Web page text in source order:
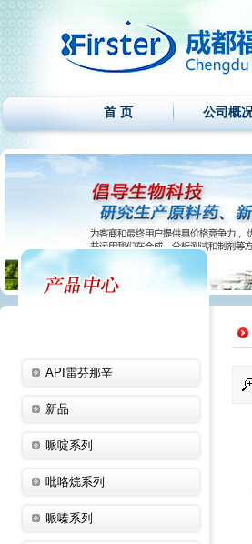
首 页 公司概
API雷芬那辛
新品
哌啶系列
吡咯烷系列
哌嗪系列